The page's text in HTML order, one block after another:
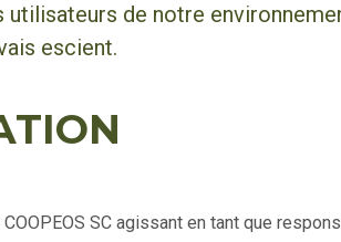
de notre
escient.
SC agissant en tant que